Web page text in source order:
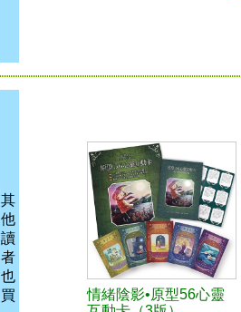
其
他
讀
者
也
買
情緒陰影•原型56心靈